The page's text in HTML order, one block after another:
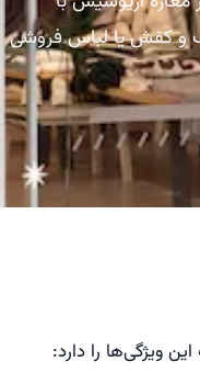
و کفش یا لباس فروشی
ویژگی‌ها را دارد: